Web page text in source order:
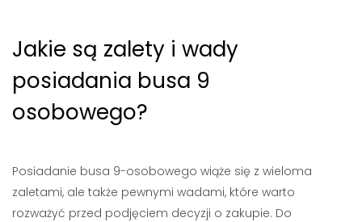
Jakie są zalety i wady
posiadania busa 9
osobowego?
Posiadanie busa 9-osobowego wiąże się z wieloma
zaletami, ale także pewnymi wadami, które warto
rozważyć przed podjęciem decyzji o zakupie. Do